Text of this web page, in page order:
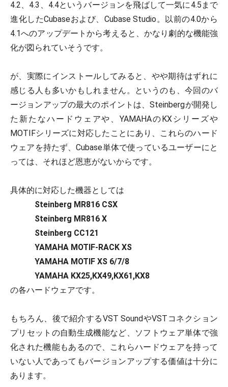
4.2、4.3、4.4というバージョンを飛ばして一気に4.5まで
進化したCubaseおよび、Cubase Studio。以前の4.0から
4.1へのアップデートから考えると、かなり劇的な機能強
化が図られていそうです。
が、実際にインストールしてみると、やや期待はずれに
感じる人も多いかもしれません。というのも、今回のバ
ージョンアップの最大のポイントは、Steinbergが開発し
た新たなハードウェアや、YAMAHAのKXシリーズや
MOTIFシリーズに対応したことにあり、これらのハード
ウェアを持たず、Cubase単体で使っているユーザーにと
っては、それほど恩恵がないからです。
具体的に対応した機器としては
Steinberg MR816 CSX
Steinberg MR816 X
Steinberg CC121
YAMAHA MOTIF-RACK XS
YAMAHA MOTIF XS 6/7/8
YAMAHA KX25,KX49,KX61,KX8
の各ハードウェアです。
もちろん、後で紹介するVST SoundやVSTコネクション
プリセットの自動生成機能など、ソフトウェア単体で強
化された機能もあるので、これらハードウェアを持って
いない人であってもバージョンアップする価値は十分に
あります。